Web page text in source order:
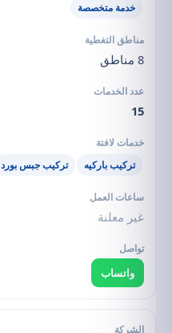
خدمة متخصصة
8 مناطق
15
تركيب باركيه تركيب جبس بورد
غير معلنة
واتساب